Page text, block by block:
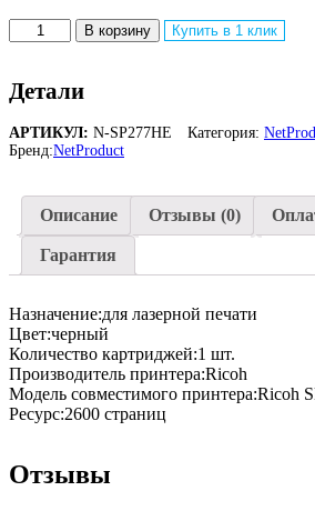
Количество
товара
картридж
NetProduct
(N-
SP277HE)
Aficio
SP277NwX/SP277SNwX/SP277SFNwX,
2,6K
В корзину Купить в 1 клик
Детали
АРТИКУЛ: N-SP277HE Категория:
Бренд:NetProduct
Описание Отзывы (0)
Гарантия
Назначение:для лазерной печати
Цвет:черный
Количество картриджей:1 шт.
Производитель принтера:Ricoh
Модель совместимого принтера:Ricoh
Ресурс:2600 страниц
Отзывы